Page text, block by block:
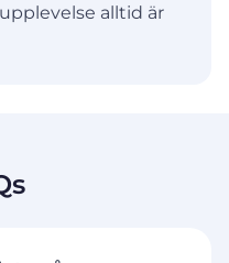
alltid är